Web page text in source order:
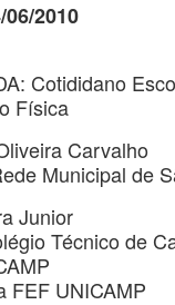
2010
Cotididano
Física
Carvalho
Municipal de
Junior
Técnico de
FEF UNICAMP